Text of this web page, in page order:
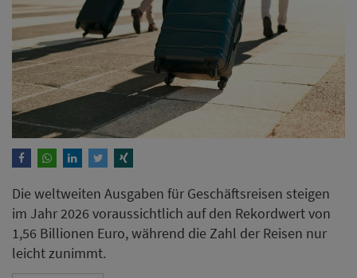
Die weltweiten Ausgaben für Geschäftsreisen steigen
im Jahr 2026 voraussichtlich auf den Rekordwert von
1,56 Billionen Euro, während die Zahl der Reisen nur
leicht zunimmt.